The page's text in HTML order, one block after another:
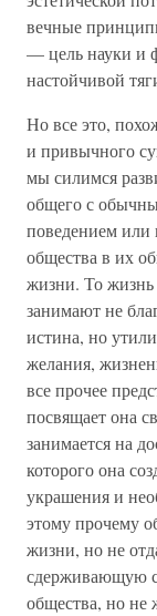
вечные
— цель науки и
настойчивой
Но все это,
и привычного
мы силимся
общего с
поведением или
общества в их
жизни. То жизнь
занимают не
истина, но
желания,
все прочее
посвящает она
занимается на
которого она
украшения и
этому прочему
жизни, но не
сдерживающую
общества, но не